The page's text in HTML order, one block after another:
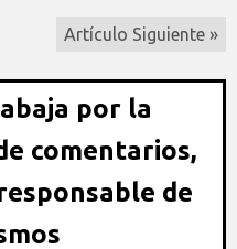
Artículo Siguiente »
por la
comentarios,
de